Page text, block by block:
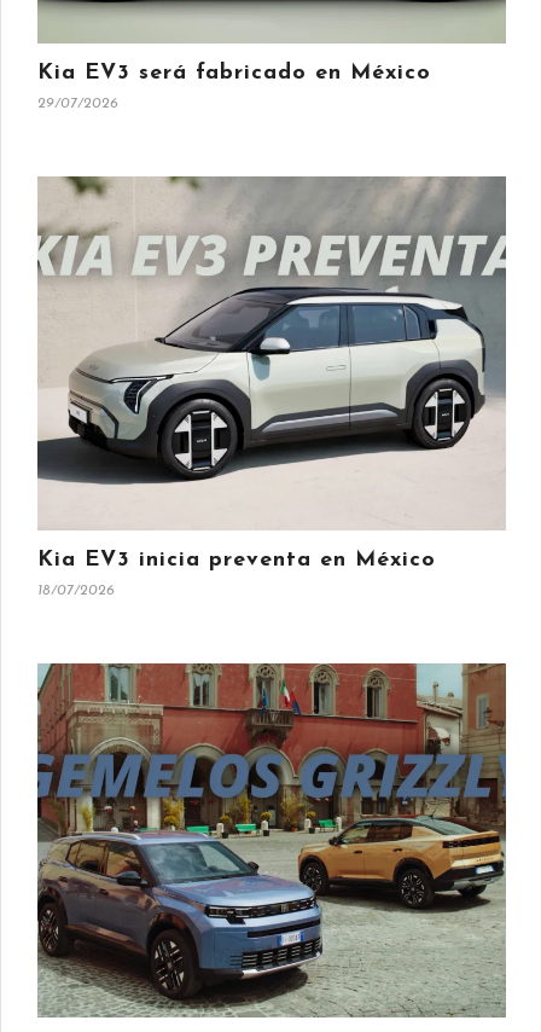
Kia EV3 será fabricado en México
29/07/2026
Kia EV3 inicia preventa en México
18/07/2026